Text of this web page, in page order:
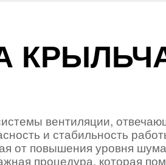
вентиляции,
и стабильность
от повышения уровня
процедура, которая